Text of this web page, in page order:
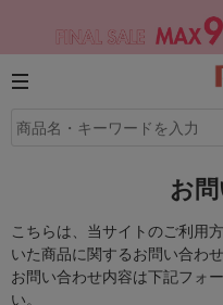
お
こちらは、当サイトのご利用
いた商品に関するお問い合わ
お問い合わせ内容は下記フォ
い。